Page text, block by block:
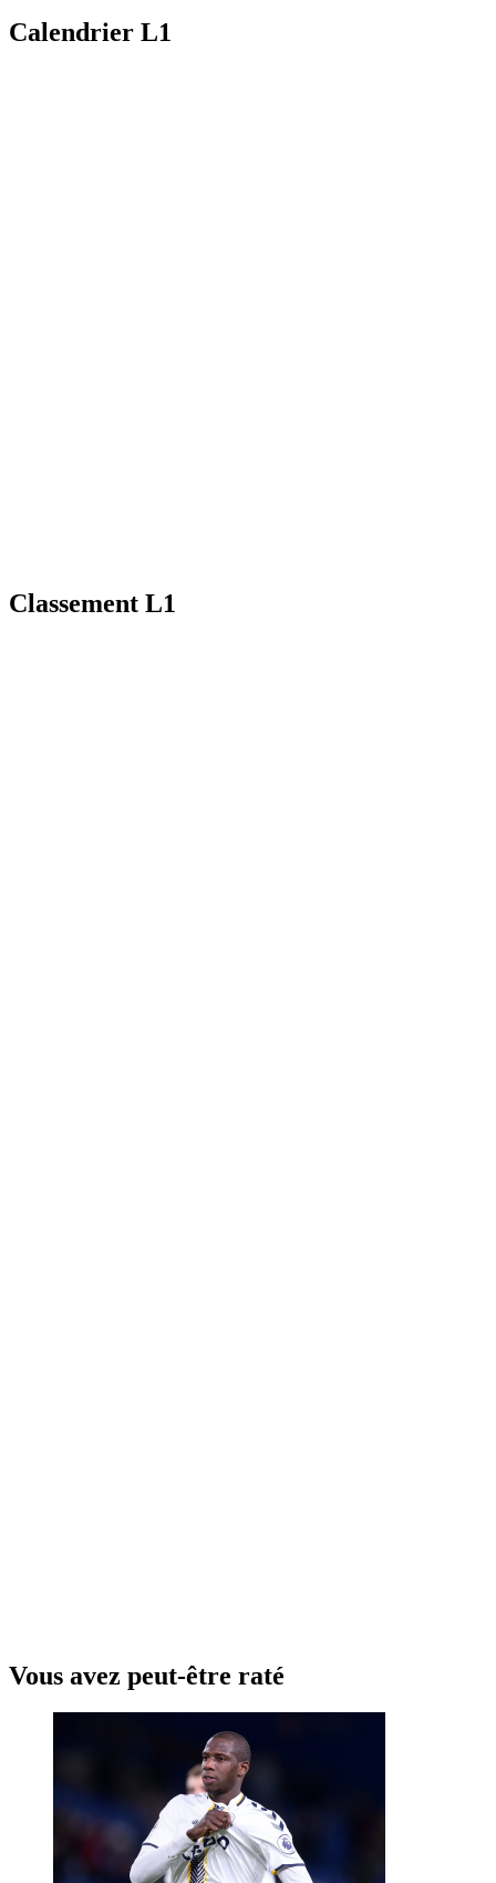
Calendrier L1
Classement L1
Vous avez peut-être raté